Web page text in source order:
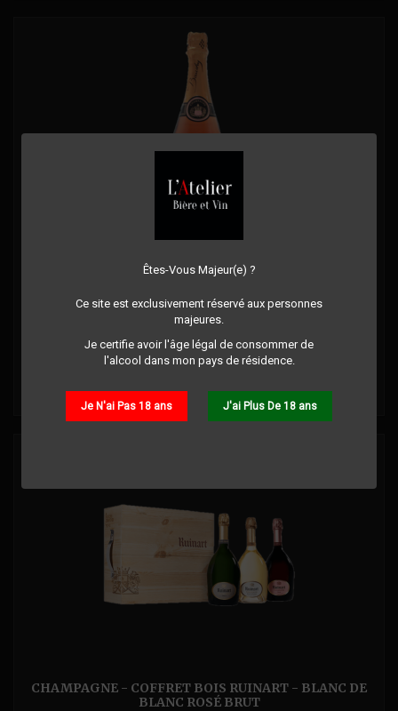
Êtes-Vous Majeur(e) ?
Ce site est exclusivement réservé aux personnes
majeures.
Je certifie avoir l'âge légal de consommer de
l'alcool dans mon pays de résidence.
Je N'ai Pas 18 ans J'ai Plus De 18 ans
CHAMPAGNE - BAUDRY - ROSÉ 75CL
Commentaire(s):0
Prix
28,90 €
Détails
CHAMPAGNE - COFFRET BOIS RUINART - BLANC DE
BLANC ROSÉ BRUT